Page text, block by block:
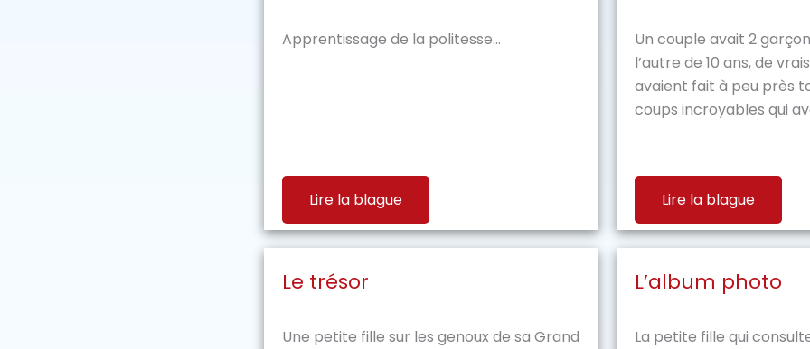
Apprentissage de la politesse...
Lire la blague
Un couple avait 2
l’autre de 10 ans, de
avaient fait à peu près
coups incroyables qui
Lire la blague
Le trésor
Une petite fille sur les genoux de sa Grand
L’album photo
La petite fille qui